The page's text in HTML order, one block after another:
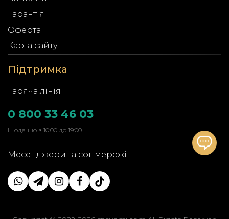
Гарантія
Оферта
Карта сайту
Підтримка
Гаряча лінія
0 800 33 46 03
Щоденно з 10:00 до 19:00
Месенджери та соцмережі